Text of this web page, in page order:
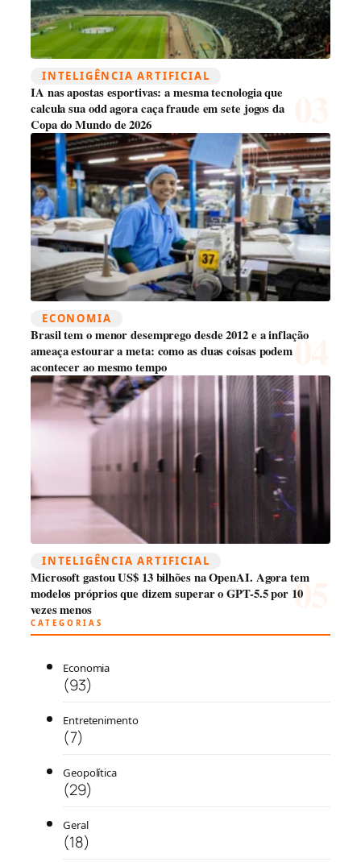
INTELIGÊNCIA ARTIFICIAL
IA nas apostas esportivas: a mesma tecnologia que
calcula sua odd agora caça fraude em sete jogos da
Copa do Mundo de 2026
ECONOMIA
Brasil tem o menor desemprego desde 2012 e a inflação
ameaça estourar a meta: como as duas coisas podem
acontecer ao mesmo tempo
INTELIGÊNCIA ARTIFICIAL
Microsoft gastou US$ 13 bilhões na OpenAI. Agora tem
modelos próprios que dizem superar o GPT-5.5 por 10
vezes menos
CATEGORIAS
Economia
(93)
Entretenimento
(7)
Geopolítica
(29)
Geral
(18)